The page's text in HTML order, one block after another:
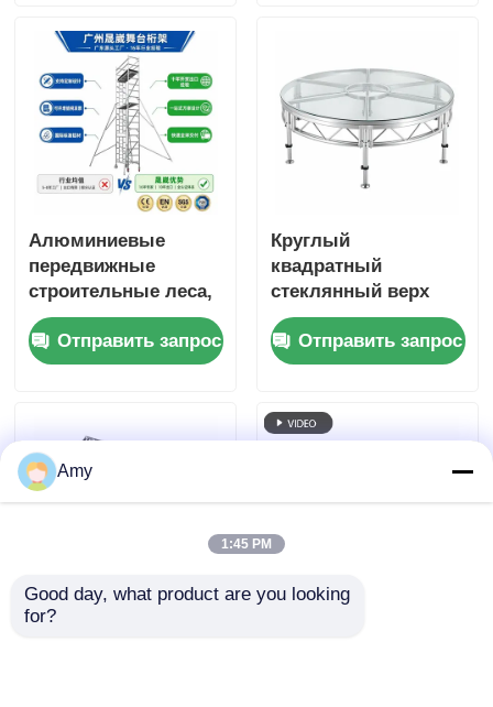
вытяжки для
профессионального
звука
Алюминиевые
передвижные
строительные леса,
сертифицированные
CE EN1004, из
алюминиевого
высотой 6–12 м.
Отправить запрос
Круглый
квадратный
стеклянный верх
алюминиевый ди-
джей сценическая
платформа
съемная для
мероприятий
Отправить запрос
Мобильная
Amy
1:45 PM
Good day, what product are you looking
for?